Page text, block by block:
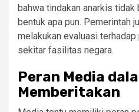
bahwa tindakan anarkis tidak
bentuk apa pun. Pemerintah
melakukan evaluasi
sekitar fasilitas negara.
Peran Media
Memberitakan